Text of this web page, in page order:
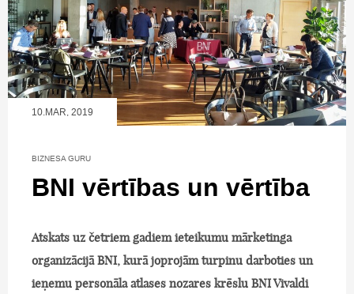
10.MAR, 2019
BIZNESA GURU
BNI vērtības un vērtība
Atskats uz četriem gadiem ieteikumu mārketinga
organizācijā BNI, kurā joprojām turpinu darboties un
ieņemu personāla atlases nozares krēslu BNI Vivaldi